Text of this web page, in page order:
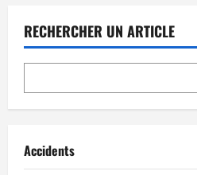
RECHERCHER UN ARTICLE
Accidents